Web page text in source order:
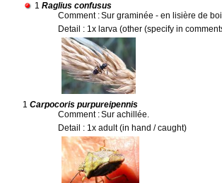
1 Raglius confusus
Comment :Sur graminée - en lisière de
Detail : 1x larva (other (specify in
1 Carpocoris purpureipennis
Comment :Sur achillée.
Detail : 1x adult (in hand / caught)